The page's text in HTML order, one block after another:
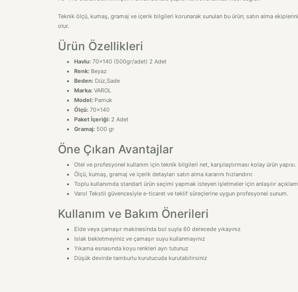
Teknik ölçü, kumaş, gramaj ve içerik bilgileri korunarak sunulan bu ürün; satın alma
olur.
Ürün Özellikleri
Havlu: 70x140 (500gr/adet) 2 Adet
Renk: Beyaz
Beden: Düz,Sade
Marka: VAROL
Model: Pamuk
Ölçü: 70x140
Paket İçeriği: 2 Adet
Gramaj: 500 gr
Öne Çıkan Avantajlar
Otel ve profesyonel kullanım için teknik bilgileri net, karşılaştırması kolay ürün yapısı.
Ölçü, kumaş, gramaj ve içerik detayları satın alma kararını hızlandırır.
Toplu kullanımda standart ürün seçimi yapmak isteyen işletmeler için anlaşılır
Varol Tekstil güvencesiyle e-ticaret ve teklif süreçlerine uygun profesyonel sunum.
Kullanım ve Bakım Önerileri
Elde veya çamaşır makinesinda bol suyla 60 derecede yıkayınız
Islak bekletmeyiniz ve çamaşır suyu kullanmayınız
Yıkama esnasında koyu renkleri ayrı tutunuz
Düşük devirde tamburlu kurutucuda kurutabilirsiniz